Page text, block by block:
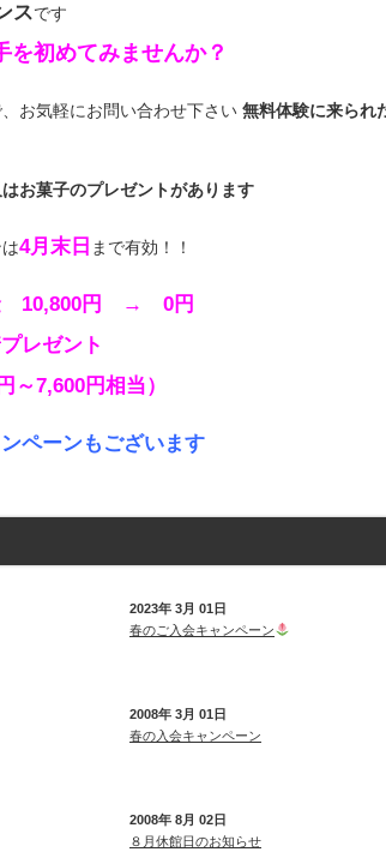
スです
を初めてみませんか？
お気軽にお問い合わせ下さい 無料体験に来られ
菓子のプレゼントがあります
4月末日 まで有効！！
円 → 0円
ゼント
円相当）
ペーンもございます
2023年 3月 01日
春のご入会キャンペーン
2008年 3月 01日
春の入会キャンペーン
2008年 8月 02日
８月休館日のお知らせ